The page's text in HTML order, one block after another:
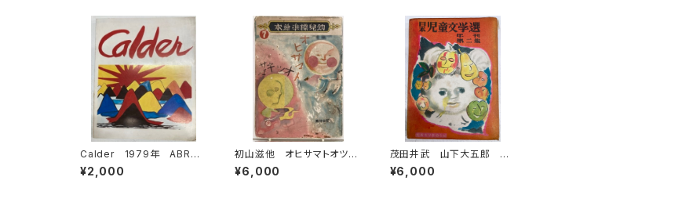
Calder 1979年 ABRA
MS
¥2,000
初山滋他 オヒサマトオツキ
サマ 幼児標準繪本７ 昭
和15年初版の16年47刷（19
¥6,000
茂田井武 山下大五郎 脇
田和 日本児童文学選 年
刊第二集 児童文学者協会
¥6,000